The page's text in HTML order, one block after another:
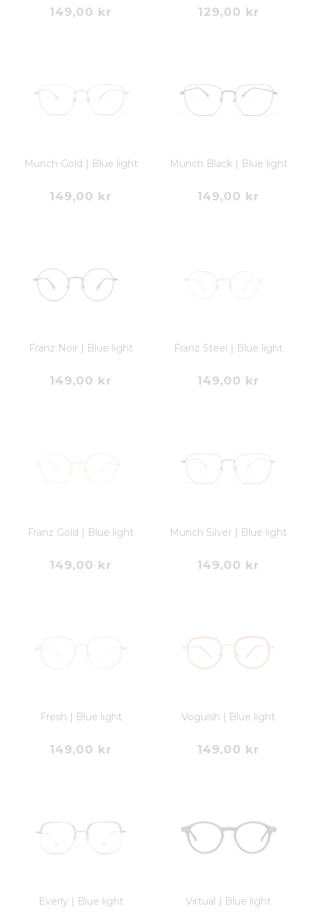
149,00 kr 129,00 kr
Munch Gold | Blue light
149,00 kr
Munch Black | Blue light
149,00 kr
Franz Noir | Blue light
149,00 kr
Franz Steel | Blue light
149,00 kr
Franz Gold | Blue light
149,00 kr
Munch Silver | Blue light
149,00 kr
Fresh | Blue light
149,00 kr
Voguish | Blue light
149,00 kr
Everly | Blue light Virtual | Blue light